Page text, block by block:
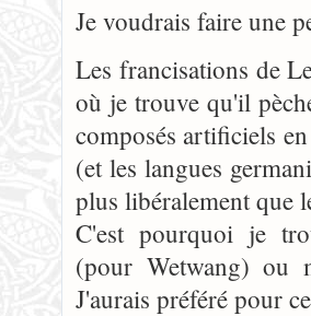
Je voudrais faire une
Les francisations de
où je trouve qu'il
composés artificiels
(et les langues
plus libéralement que
C'est pourquoi je
(pour Wetwang) ou
J'aurais préféré pour